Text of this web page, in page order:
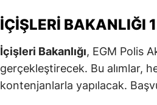
İÇIŞLERI BAKANLIĞI
İçişleri Bakanlığı, EGM Polis
gerçekleştirecek. Bu alımlar,
kontenjanlarla yapılacak.